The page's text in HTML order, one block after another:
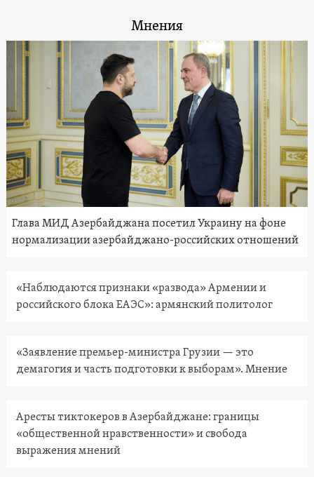
Мнения
Глава МИД Азербайджана посетил Украину на фоне
нормализации азербайджано-российских отношений
«Наблюдаются признаки «развода» Армении и
российского блока ЕАЭС»: армянский политолог
«Заявление премьер-министра Грузии — это
демагогия и часть подготовки к выборам». Мнение
Аресты тиктокеров в Азербайджане: границы
«общественной нравственности» и свобода
выражения мнений